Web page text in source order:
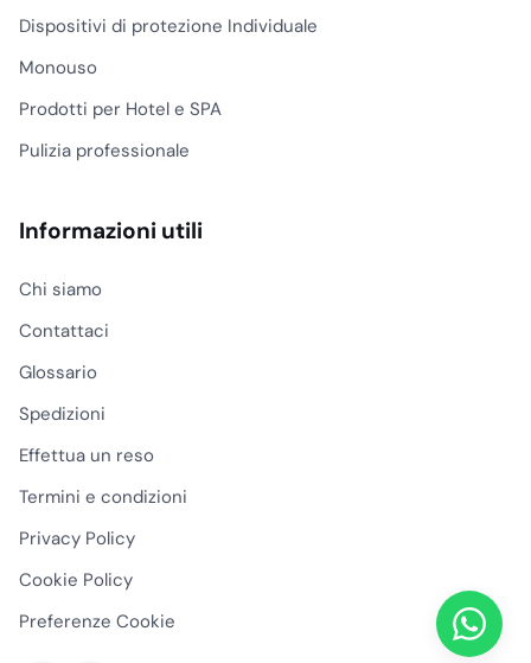
Dispositivi di protezione Individuale
Monouso
Prodotti per Hotel e SPA
Pulizia professionale
Informazioni utili
Chi siamo
Contattaci
Glossario
Spedizioni
Effettua un reso
Termini e condizioni
Privacy Policy
Cookie Policy
Preferenze Cookie